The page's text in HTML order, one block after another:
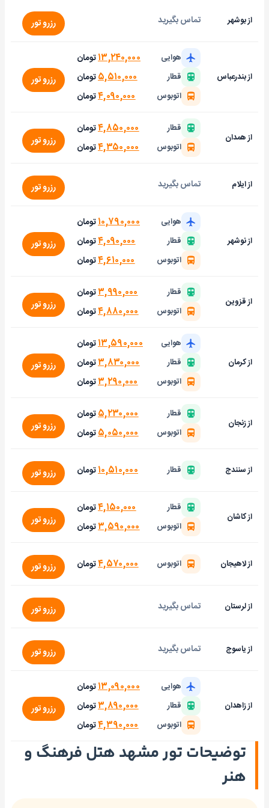
از بوشهر تماس بگیرید رزرو تور
از بندرعباس
هوایی ۱۳,۲۴۰,۰۰۰تومان
قطار ۵,۵۱۰,۰۰۰تومان
اتوبوس ۴,۰۹۰,۰۰۰تومان
رزرو تور
از همدان
قطار ۴,۸۵۰,۰۰۰تومان
اتوبوس ۴,۳۵۰,۰۰۰تومان رزرو تور
از ایلام تماس بگیرید رزرو تور
از نوشهر
هوایی ۱۰,۷۹۰,۰۰۰تومان
قطار ۴,۰۹۰,۰۰۰تومان
اتوبوس ۴,۶۱۰,۰۰۰تومان
رزرو تور
از قزوین
قطار ۳,۹۹۰,۰۰۰تومان
اتوبوس ۴,۸۸۰,۰۰۰تومان رزرو تور
از کرمان
هوایی ۱۳,۵۹۰,۰۰۰تومان
قطار ۳,۸۳۰,۰۰۰تومان
اتوبوس ۳,۲۹۰,۰۰۰تومان
رزرو تور
از زنجان
قطار ۵,۲۳۰,۰۰۰تومان
اتوبوس ۵,۰۵۰,۰۰۰تومان رزرو تور
از سنندج قطار ۱۰,۵۱۰,۰۰۰تومان رزرو تور
از کاشان
قطار ۴,۱۵۰,۰۰۰تومان
اتوبوس ۳,۵۹۰,۰۰۰تومان رزرو تور
از لاهیجان اتوبوس ۴,۵۷۰,۰۰۰تومان رزرو تور
از لرستان تماس بگیرید رزرو تور
از یاسوج تماس بگیرید رزرو تور
از زاهدان
هوایی ۱۳,۰۹۰,۰۰۰تومان
قطار ۳,۸۹۰,۰۰۰تومان
اتوبوس ۴,۳۹۰,۰۰۰تومان
رزرو تور
توضیحات تور مشهد هتل فرهنگ و
هنر